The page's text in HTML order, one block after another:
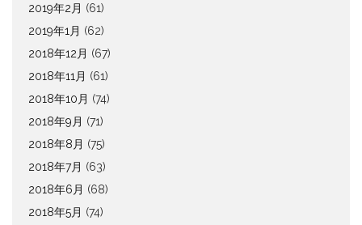
2019年2月 (61)
2019年1月 (62)
2018年12月 (67)
2018年11月 (61)
2018年10月 (74)
2018年9月 (71)
2018年8月 (75)
2018年7月 (63)
2018年6月 (68)
2018年5月 (74)